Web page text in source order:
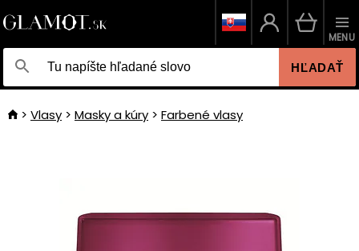
HĽADAŤ
MENU
Vlasy Masky a kúry Farbené vlasy